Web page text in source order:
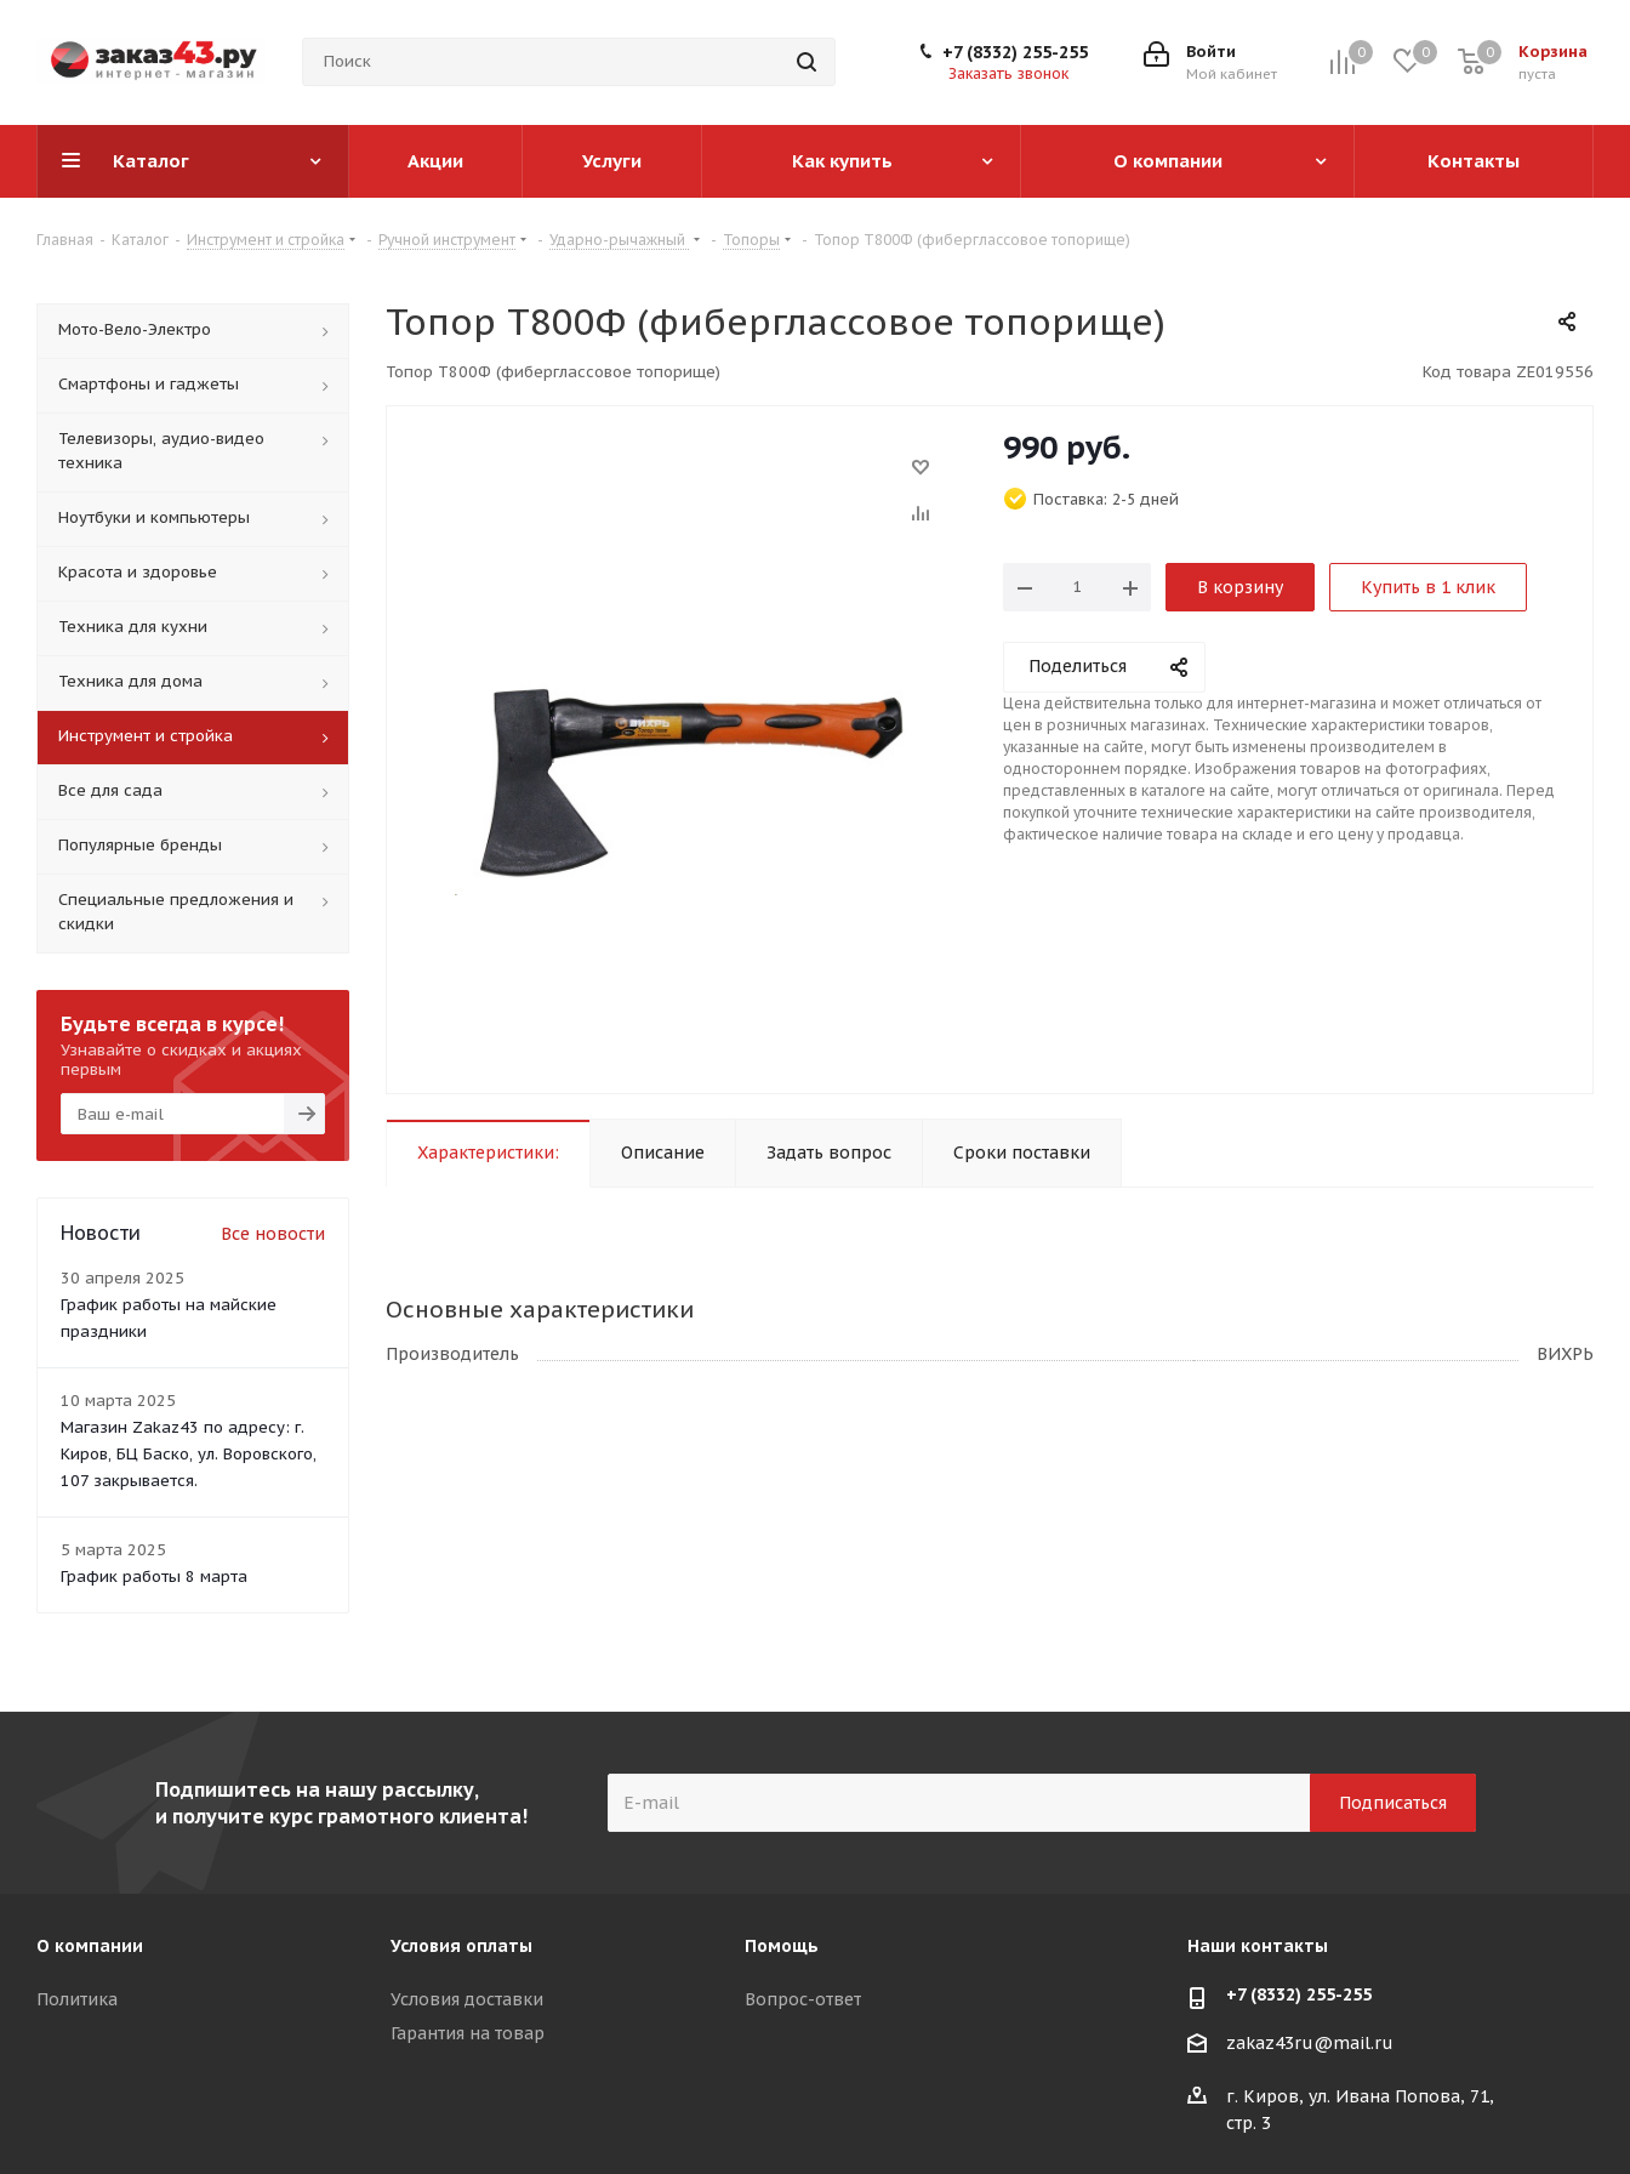
0 0 Корзина
0
пуста
0
Войти
Мой кабинет
+7 (8332) 255-255
Заказать звонок
Каталог Акции Услуги Как купить О компании Контакты
Главная - Каталог - Инструмент и стройка - Ручной инструмент - Ударно-рычажный - Топоры - Топор Т800Ф (фиберглассовое топорище)
Топор Т800Ф (фиберглассовое топорище)
Топор Т800Ф (фиберглассовое топорище) Код товара ZE019556
990 руб.
Поставка: 2-5 дней
В корзину Купить в 1 клик
Поделиться
Цена действительна только для интернет-магазина и может отличаться от
цен в розничных магазинах. Технические характеристики товаров,
указанные на сайте, могут быть изменены производителем в
одностороннем порядке. Изображения товаров на фотографиях,
представленных в каталоге на сайте, могут отличаться от оригинала. Перед
покупкой уточните технические характеристики на сайте производителя,
фактическое наличие товара на складе и его цену у продавца.
Характеристики: Описание Задать вопрос Сроки поставки
Основные характеристики
Производитель ВИХРЬ
Мото-Вело-Электро
Смартфоны и гаджеты
Телевизоры, аудио-видео
техника
Ноутбуки и компьютеры
Красота и здоровье
Техника для кухни
Техника для дома
Инструмент и стройка
Все для сада
Популярные бренды
Специальные предложения и
скидки
Будьте всегда в курсе!
Узнавайте о скидках и акциях
первым
Новости Все новости
30 апреля 2025
График работы на майские
праздники
10 марта 2025
Магазин Zakaz43 по адресу: г.
Киров, БЦ Баско, ул. Воровского,
107 закрывается.
5 марта 2025
График работы 8 марта
Подпишитесь на нашу рассылку,
и получите курс грамотного клиента!
О компании
Политика
Условия оплаты
Условия доставки
Гарантия на товар
Помощь
Вопрос-ответ
Наши контакты
+7 (8332) 255-255
zakaz43ru@mail.ru
г. Киров, ул. Ивана Попова, 71,
стр. 3